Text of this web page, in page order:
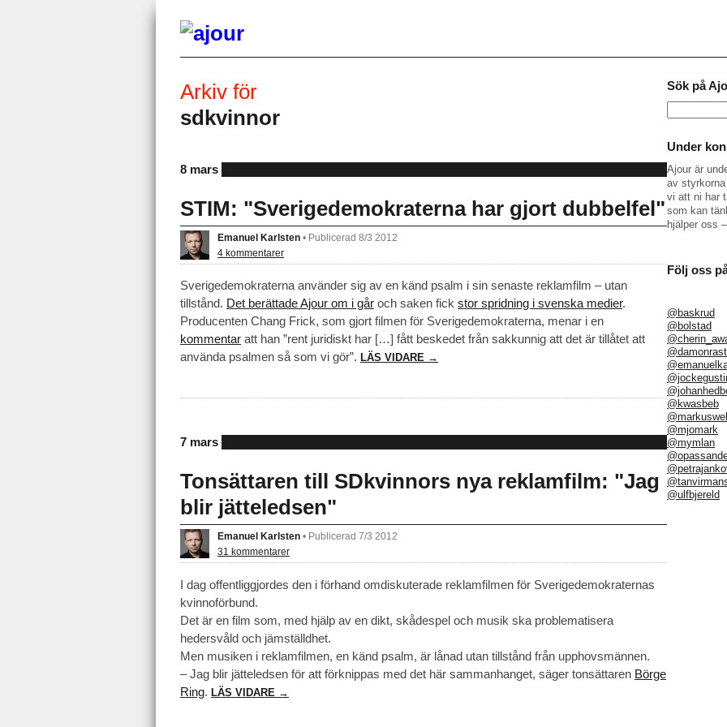
Arkiv för
sdkvinnor
8 mars
STIM: "Sverigedemokraterna har gjort dubbelfel"
Emanuel Karlsten • Publicerad 8/3 2012
4 kommentarer
Sverigedemokraterna använder sig av en känd psalm i sin senaste reklamfilm – utan
tillstånd. Det berättade Ajour om i går och saken fick stor spridning i svenska medier.
Producenten Chang Frick, som gjort filmen för Sverigedemokraterna, menar i en
kommentar att han ”rent juridiskt har […] fått beskedet från sakkunnig att det är tillåtet att
använda psalmen så som vi gör”. LÄS VIDARE →
7 mars
Tonsättaren till SDkvinnors nya reklamfilm: "Jag
blir jätteledsen"
Emanuel Karlsten • Publicerad 7/3 2012
31 kommentarer
I dag offentliggjordes den i förhand omdiskuterade reklamfilmen för Sverigedemokraternas
kvinnoförbund.
Det är en film som, med hjälp av en dikt, skådespel och musik ska problematisera
hedersvåld och jämställdhet.
Men musiken i reklamfilmen, en känd psalm, är lånad utan tillstånd från upphovsmännen.
– Jag blir jätteledsen för att förknippas med det här sammanhanget, säger tonsättaren Börge
Ring. LÄS VIDARE →
Sök på
efter:
Under
Ajour är
av
vi att ni har
som kan
hjälper oss –
Följ oss
@baskrud
@bolstad
@kwasbeb
@mjomark
@mymlan
@ulfbjereld